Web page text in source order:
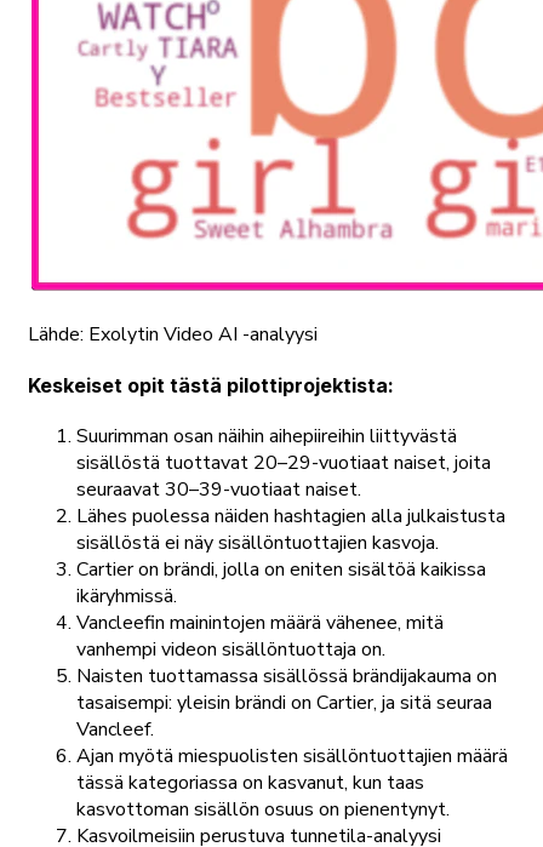
Lähde: Exolytin Video AI -analyysi
Keskeiset opit tästä pilottiprojektista:
Suurimman osan näihin aihepiireihin liittyvästä
sisällöstä tuottavat 20–29-vuotiaat naiset, joita
seuraavat 30–39-vuotiaat naiset.
Lähes puolessa näiden hashtagien alla julkaistusta
sisällöstä ei näy sisällöntuottajien kasvoja.
Cartier on brändi, jolla on eniten sisältöä kaikissa
ikäryhmissä.
Vancleefin mainintojen määrä vähenee, mitä
vanhempi videon sisällöntuottaja on.
Naisten tuottamassa sisällössä brändijakauma on
tasaisempi: yleisin brändi on Cartier, ja sitä seuraa
Vancleef.
Ajan myötä miespuolisten sisällöntuottajien määrä
tässä kategoriassa on kasvanut, kun taas
kasvottoman sisällön osuus on pienentynyt.
Kasvoilmeisiin perustuva tunnetila-analyysi